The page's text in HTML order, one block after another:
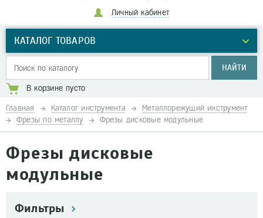
Личный кабинет
КАТАЛОГ ТОВАРОВ
НАЙТИ
В корзине пусто
Главная Каталог инструмента
Металлорежущий инструмент
Фрезы по металлу
Фрезы дисковые модульные
Фрезы дисковые
модульные
Фильтры